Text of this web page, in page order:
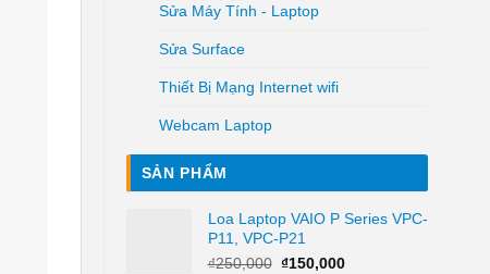
Sửa Máy Tính - Laptop
Sửa Surface
Thiết Bị Mạng Internet wifi
Webcam Laptop
SẢN PHẨM
Loa Laptop VAIO P Series VPC-
P11, VPC-P21
₫250,000 Giá
₫150,000Giá